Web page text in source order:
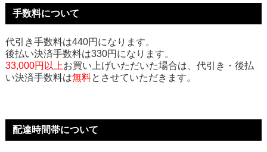
手数料について
代引き手数料は440円になります。
後払い決済手数料は330円になります。
33,000円以上お買い上げいただいた場合は、代引き・後払
い決済手数料は無料とさせていただきます。
配達時間帯について